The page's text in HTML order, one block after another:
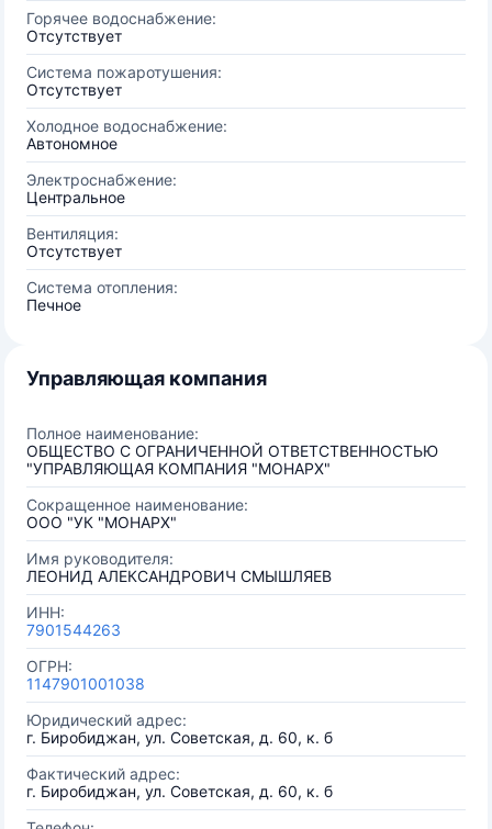
Горячее водоснабжение:
Отсутствует
Система пожаротушения:
Отсутствует
Холодное водоснабжение:
Автономное
Электроснабжение:
Центральное
Вентиляция:
Отсутствует
Система отопления:
Печное
Управляющая компания
Полное наименование:
ОБЩЕСТВО С ОГРАНИЧЕННОЙ ОТВЕТСТВЕННОСТЬЮ
"УПРАВЛЯЮЩАЯ КОМПАНИЯ "МОНАРХ"
Сокращенное наименование:
ООО "УК "МОНАРХ"
Имя руководителя:
ЛЕОНИД АЛЕКСАНДРОВИЧ СМЫШЛЯЕВ
ИНН:
7901544263
ОГРН:
1147901001038
Юридический адрес:
г. Биробиджан, ул. Советская, д. 60, к. б
Фактический адрес:
г. Биробиджан, ул. Советская, д. 60, к. б